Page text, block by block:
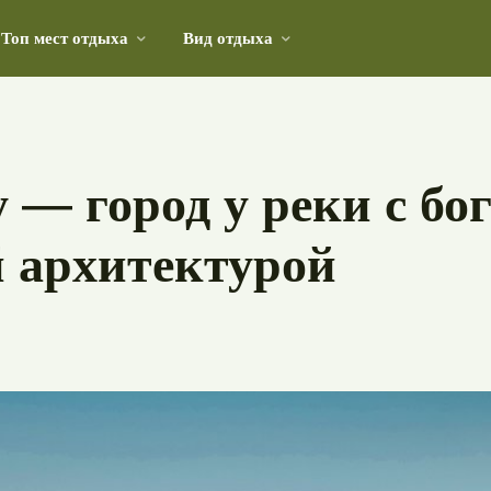
Топ мест отдыха Вид отдыха
город у реки с